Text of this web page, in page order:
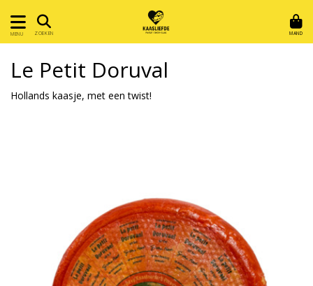
MENU ZOEKEN MAND
Le Petit Doruval
Hollands kaasje, met een twist!